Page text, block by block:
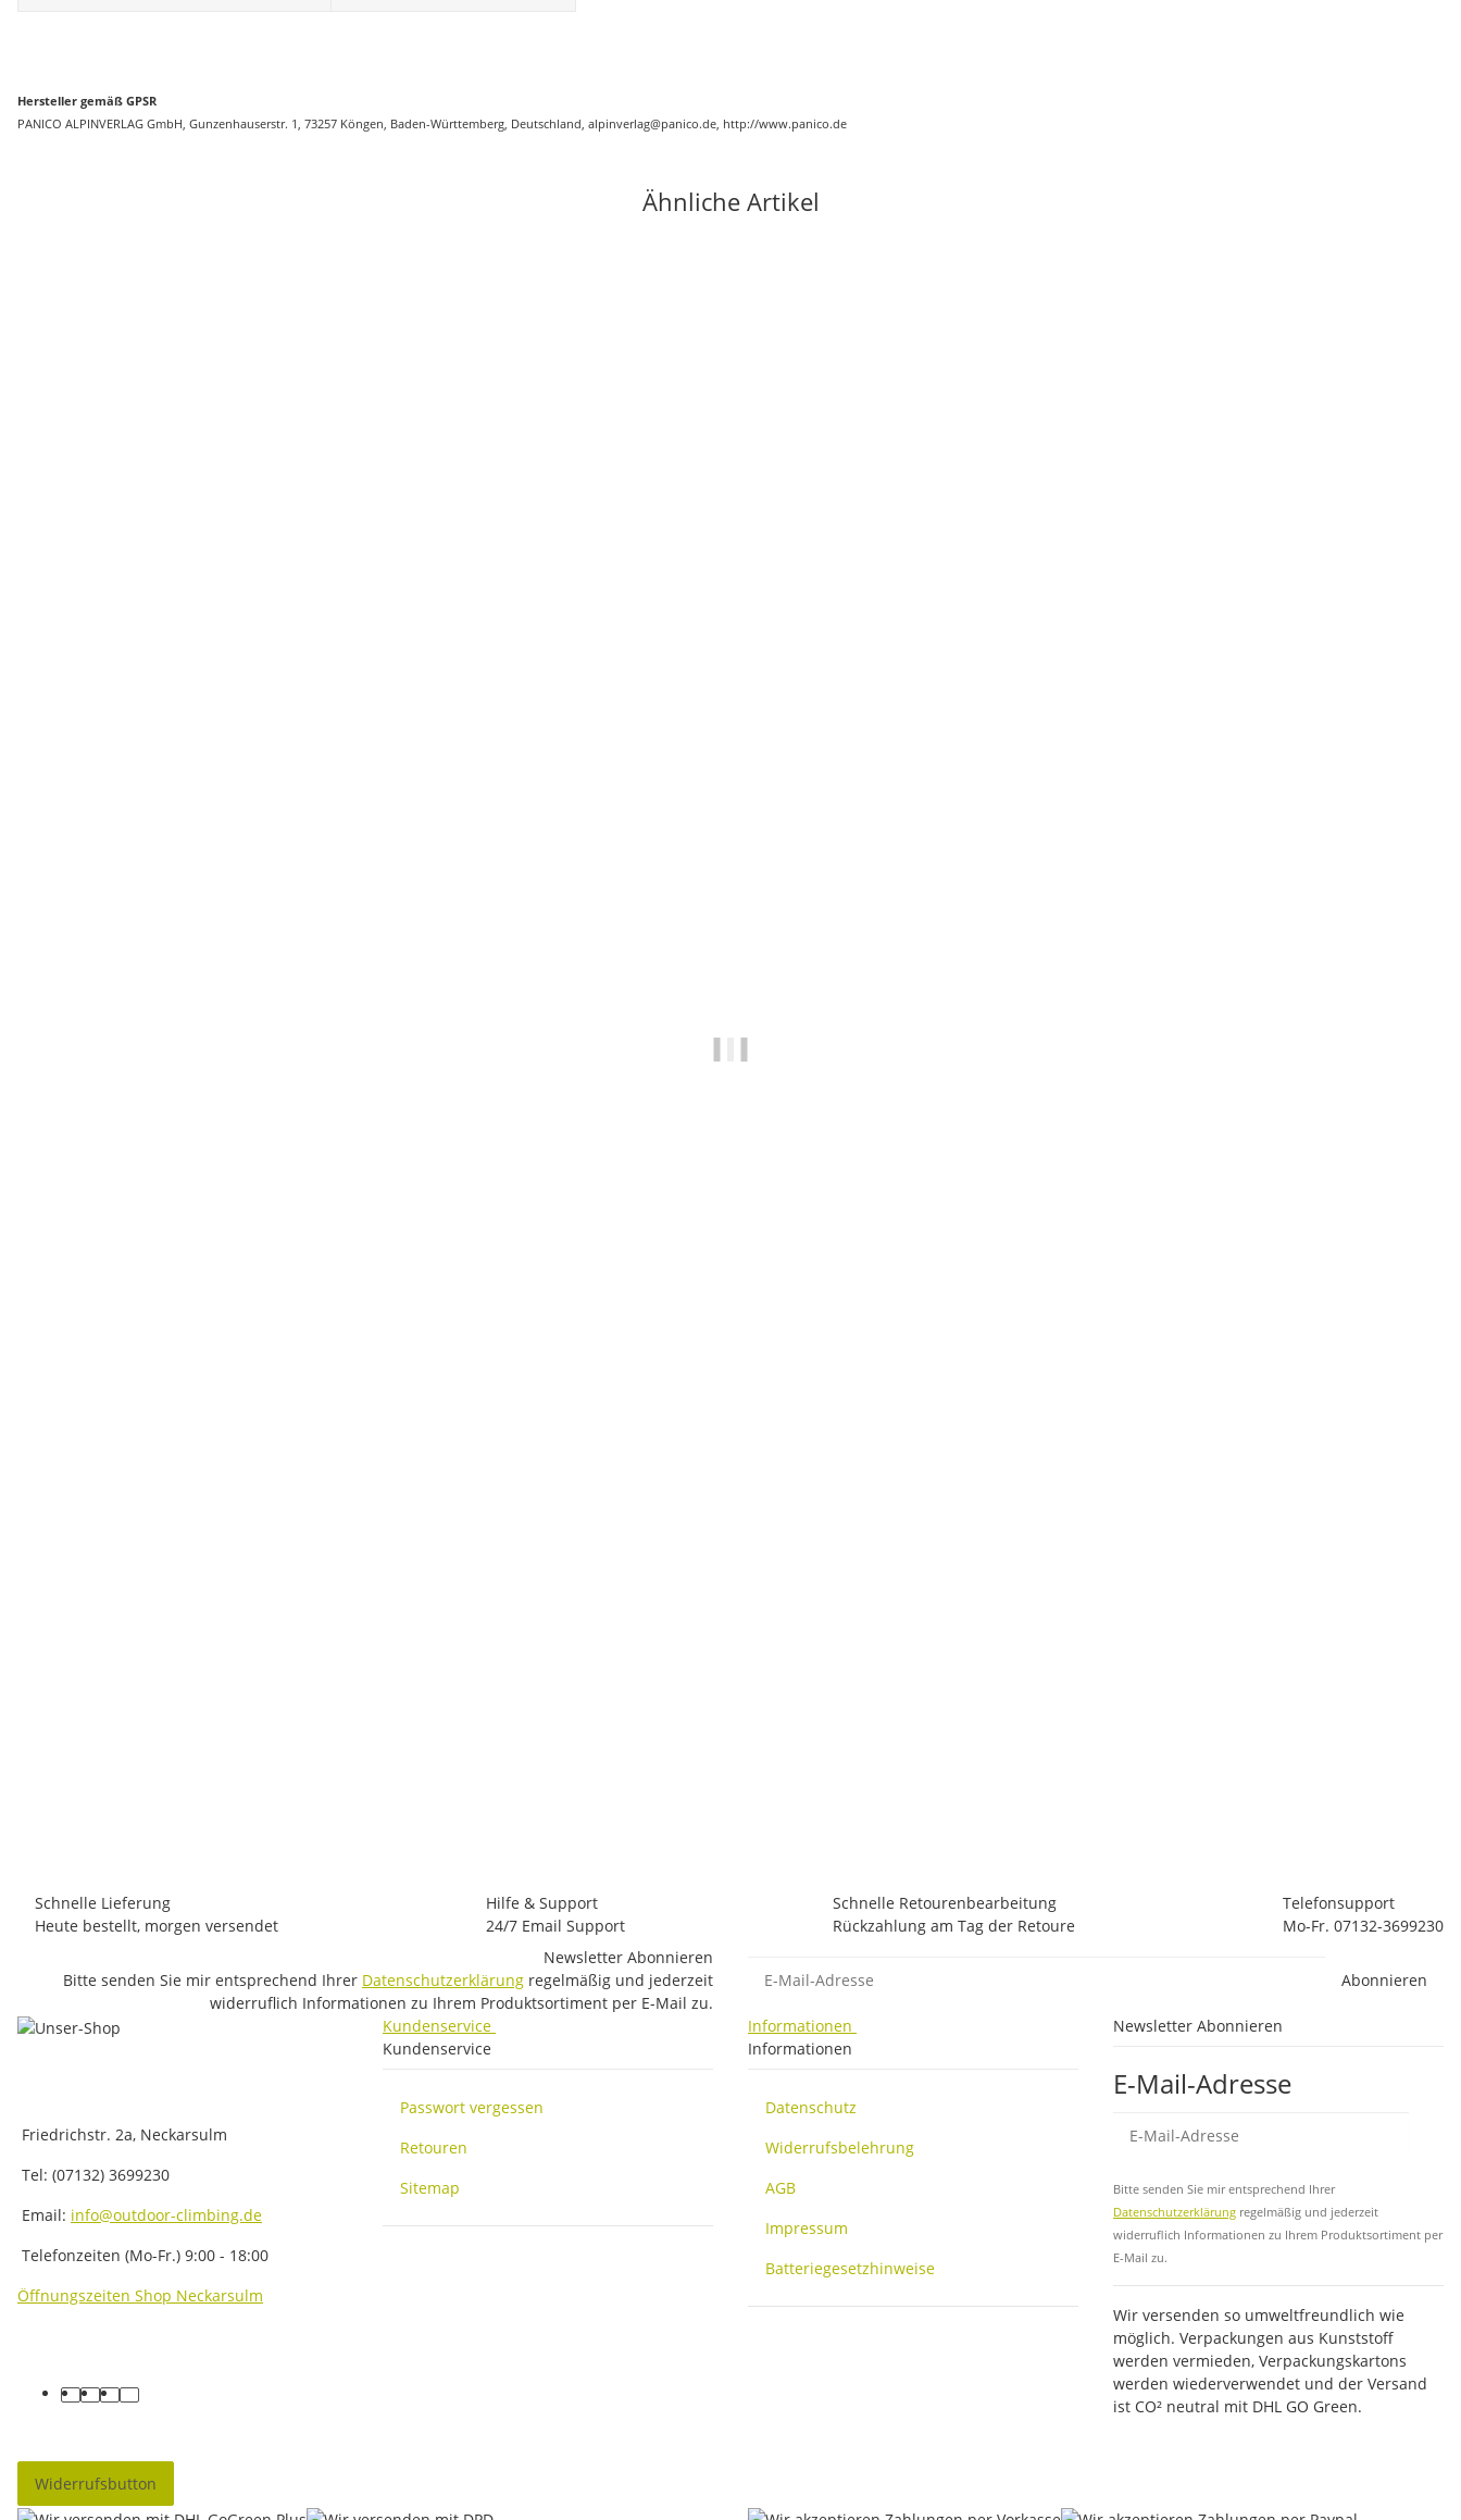
Hersteller gemäß GPSR
PANICO ALPINVERLAG GmbH, Gunzenhauserstr. 1, 73257 Köngen, Baden-Württemberg, Deutschland, alpinverlag@panico.de, http://www.panico.de
Ähnliche Artikel
Schnelle Lieferung
Heute bestellt, morgen versendet
Hilfe & Support
24/7 Email Support
Schnelle Retourenbearbeitung
Rückzahlung am Tag der Retoure
Telefonsupport
Mo-Fr. 07132-3699230
Newsletter Abonnieren
Bitte senden Sie mir entsprechend Ihrer Datenschutzerklärung regelmäßig und jederzeit
widerruflich Informationen zu Ihrem Produktsortiment per E-Mail zu.
Abonnieren
Friedrichstr. 2a, Neckarsulm
Tel: (07132) 3699230
Email: info@outdoor-climbing.de
Telefonzeiten (Mo-Fr.) 9:00 - 18:00
Öffnungszeiten Shop Neckarsulm
facebook
youtube
instagram
tiktok
Kundenservice
Kundenservice
Passwort vergessen
Retouren
Sitemap
Informationen
Informationen
Datenschutz
Widerrufsbelehrung
AGB
Impressum
Batteriegesetzhinweise
Newsletter Abonnieren
E-Mail-Adresse
Bitte senden Sie mir entsprechend Ihrer
Datenschutzerklärung regelmäßig und jederzeit
widerruflich Informationen zu Ihrem Produktsortiment per
E-Mail zu.
Wir versenden so umweltfreundlich wie
möglich. Verpackungen aus Kunststoff
werden vermieden, Verpackungskartons
werden wiederverwendet und der Versand
ist CO² neutral mit DHL GO Green.
Widerrufsbutton